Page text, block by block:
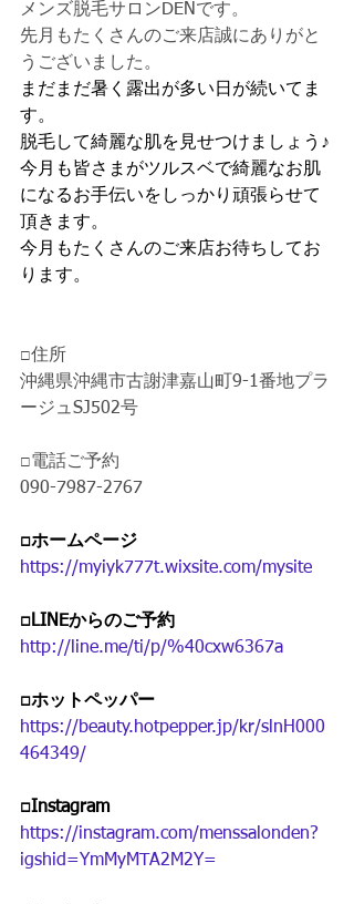
メンズ脱毛サロンDENです。
先月もたくさんのご来店誠にありがと
うございました。
まだまだ暑く露出が多い日が続いてま
す。
脱毛して綺麗な肌を見せつけましょう♪
今月も皆さまがツルスベで綺麗なお肌
になるお手伝いをしっかり頑張らせて
頂きます。
今月もたくさんのご来店お待ちしてお
ります。
□住所
沖縄県沖縄市古謝津嘉山町9-1番地プラ
ージュSJ502号
□電話ご予約
090-7987-2767
□ホームページ
https://myiyk777t.wixsite.com/mysite
□LINEからのご予約
http://line.me/ti/p/%40cxw6367a
□ホットペッパー
https://beauty.hotpepper.jp/kr/slnH000
464349/
□Instagram
https://instagram.com/menssalonden?
igshid=YmMyMTA2M2Y=